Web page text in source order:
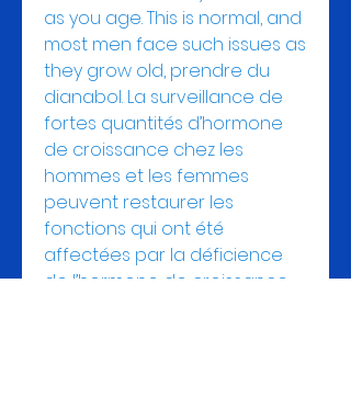
as you age. This is normal, and
most men face such issues as
they grow old, prendre du
dianabol. La surveillance de
fortes quantités d’hormone
de croissance chez les
hommes et les femmes
peuvent restaurer les
fonctions qui ont été
affectées par la déficience
de l’hormone de croissance.